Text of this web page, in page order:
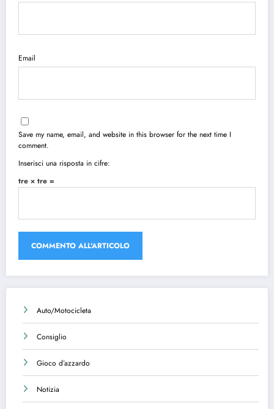
Email
Save my name, email, and website in this browser for the next time I
comment.
Inserisci una risposta in cifre:
tre × tre =
Auto/Motocicleta
Consiglio
Gioco d’azzardo
Notizia